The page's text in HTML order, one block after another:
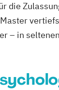
die
– in